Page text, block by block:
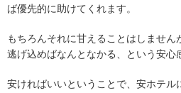
ば優先的に助けてくれます。
もちろんそれに甘えることはしません
逃げ込めばなんとなかる、という安心
安ければいいということで、安ホテル